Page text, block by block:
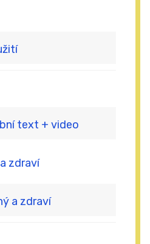
text + video
zdraví
a zdraví